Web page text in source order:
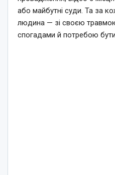
або майбутні суди. Та за
людина — зі своєю
спогадами й потребою